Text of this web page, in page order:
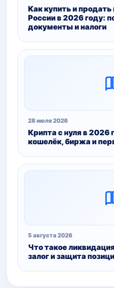
Как купить и
России в 2026 году:
документы и налоги
28 июля 2026
Крипта с нуля в 2026
кошелёк, биржа и
5 августа 2026
Что такое
залог и защита